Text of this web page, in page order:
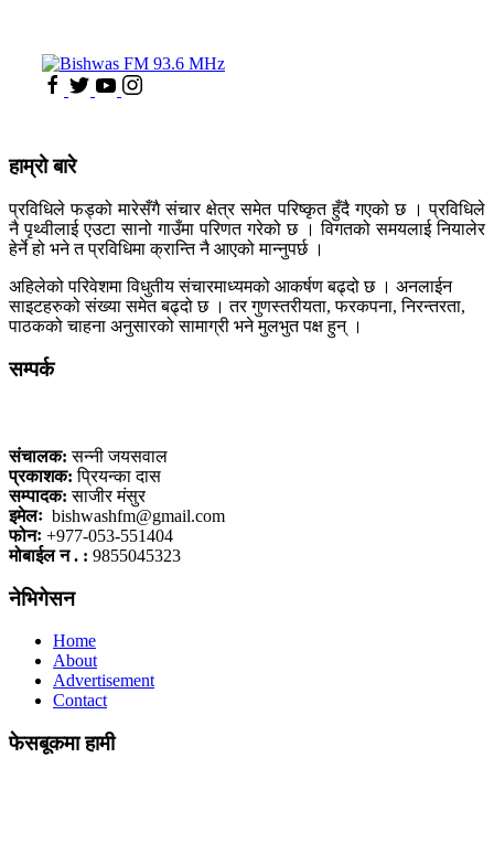
हाम्रो बारे
प्रविधिले फड्को मारेसँगै संचार क्षेत्र समेत परिष्कृत हुँदै गएको छ । प्रविधिले
नै पृथ्वीलाई एउटा सानो गाउँमा परिणत गरेको छ । विगतको समयलाई नियालेर
हेर्ने हो भने त प्रविधिमा क्रान्ति नै आएको मान्नुपर्छ ।
अहिलेको परिवेशमा विधुतीय संचारमाध्यमको आकर्षण बढ्दो छ । अनलाईन
साइटहरुको संख्या समेत बढ्दो छ । तर गुणस्तरीयता, फरकपना, निरन्तरता,
पाठकको चाहना अनुसारको सामाग्री भने मुलभुत पक्ष हुन् ।
सम्पर्क
संचालक: सन्नी जयसवाल
प्रकाशक: प्रियन्का दास
सम्पादक: साजीर मंसुर
इमेलः bishwashfm@gmail.com
फोनः +977-053-551404
मोबाईल न . : 9855045323
नेभिगेसन
Home
About
Advertisement
Contact
फेसबूकमा हामी